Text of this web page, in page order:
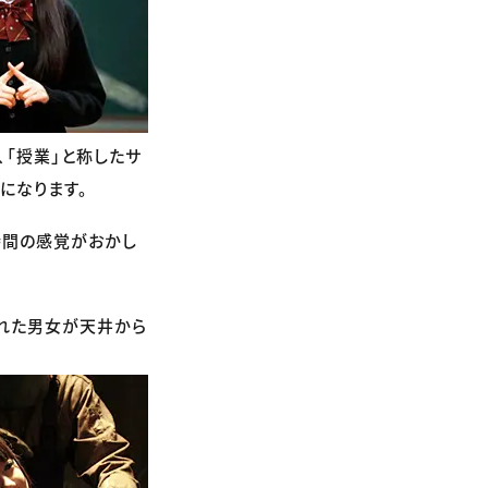
授業」と称したサ
ります。
の感覚がおかし
た男女が天井から